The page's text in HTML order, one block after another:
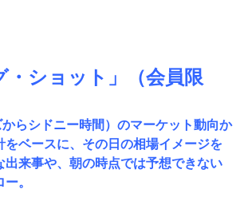
・ショット」（会員限
らシドニー時間）のマーケット動向か
をベースに、その日の相場イメージを
出来事や、朝の時点では予想できない
。